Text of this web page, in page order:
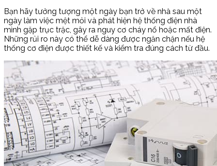
Bạn hãy tưởng tượng một ngày bạn trở về nhà sau một
ngày làm việc mệt mỏi và phát hiện hệ thống điện nhà
mình gặp trục trặc, gây ra nguy cơ cháy nổ hoặc mất điện.
Những rủi ro này có thể dễ dàng được ngăn chặn nếu hệ
thống cơ điện được thiết kế và kiểm tra đúng cách từ đầu.